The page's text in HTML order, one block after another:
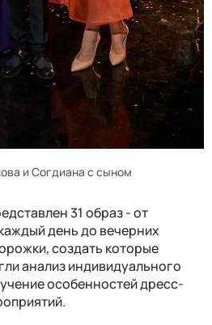
и Согдиана с сыном
31 образ - от
день до вечерних
создать которые
анализ индивидуального
особенностей дресс-